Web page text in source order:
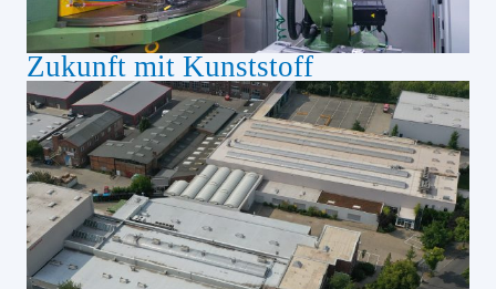
Zukunft mit Kunststoff